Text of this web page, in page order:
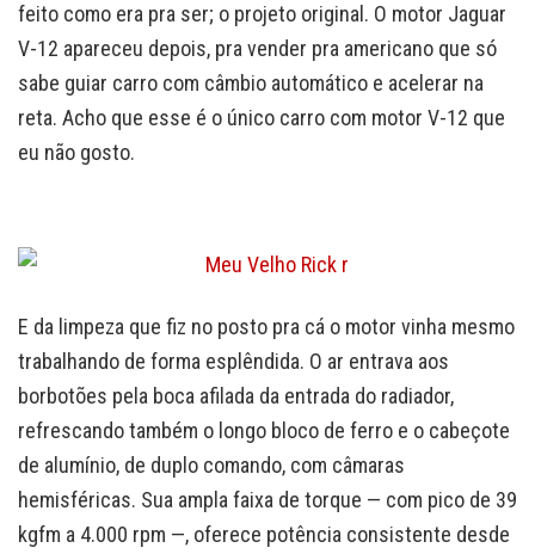
feito como era pra ser; o projeto original. O motor Jaguar
V-12 apareceu depois, pra vender pra americano que só
sabe guiar carro com câmbio automático e acelerar na
reta. Acho que esse é o único carro com motor V-12 que
eu não gosto.
E da limpeza que fiz no posto pra cá o motor vinha mesmo
trabalhando de forma esplêndida. O ar entrava aos
borbotões pela boca afilada da entrada do radiador,
refrescando também o longo bloco de ferro e o cabeçote
de alumínio, de duplo comando, com câmaras
hemisféricas. Sua ampla faixa de torque — com pico de 39
kgfm a 4.000 rpm —, oferece potência consistente desde